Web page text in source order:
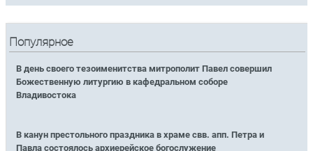
Популярное
В день своего тезоименитства митрополит Павел совершил
Божественную литургию в кафедральном соборе
Владивостока
В канун престольного праздника в храме свв. апп. Петра и
Павла состоялось архиерейское богослужение